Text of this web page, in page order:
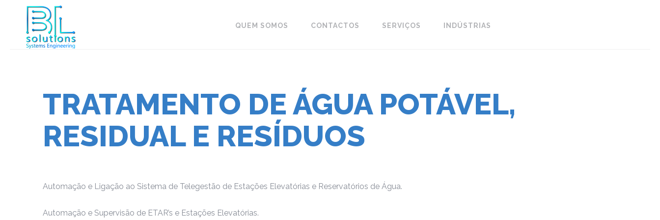
QUEM SOMOS CONTACTOS SERVIÇOS INDÚSTRIAS
TRATAMENTO DE ÁGUA POTÁVEL,
RESIDUAL E RESÍDUOS
Automação e Ligação ao Sistema de Telegestão de Estações Elevatórias e Reservatórios de Água.
Automação e Supervisão de ETAR’s e Estações Elevatórias.